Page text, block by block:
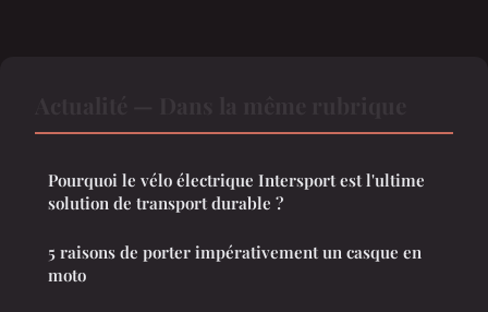
Pourquoi le vélo électrique Intersport est l'ultime
solution de transport durable ?
5 raisons de porter impérativement un casque en
moto